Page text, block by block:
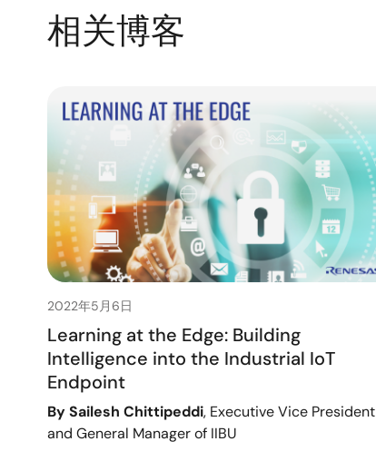
相关博客
2022年5月6日
Learning at the Edge: Building
Intelligence into the Industrial IoT
Endpoint
By Sailesh Chittipeddi, Executive Vice President
and General Manager of IIBU